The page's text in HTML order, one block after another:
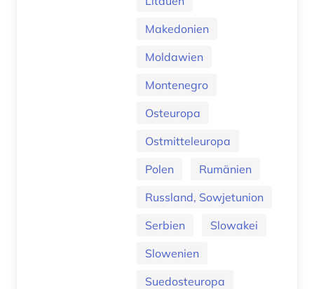
Makedonien
Moldawien
Montenegro
Osteuropa
Ostmitteleuropa
Polen
Rumänien
Russland, Sowjetunion
Serbien
Slowakei
Slowenien
Suedosteuropa